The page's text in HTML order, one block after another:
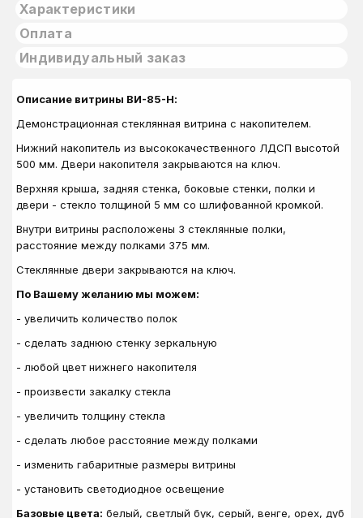
Характеристики
Оплата
Индивидуальный заказ
Описание витрины ВИ-85-Н:
Демонстрационная стеклянная витрина с накопителем.
Нижний накопитель из высококачественного ЛДСП высотой
500 мм. Двери накопителя закрываются на ключ.
Верхняя крыша, задняя стенка, боковые стенки, полки и
двери - стекло толщиной 5 мм со шлифованной кромкой.
Внутри витрины расположены 3 стеклянные полки,
расстояние между полками 375 мм.
Стеклянные двери закрываются на ключ.
По Вашему желанию мы можем:
- увеличить количество полок
- сделать заднюю стенку зеркальную
- любой цвет нижнего накопителя
- произвести закалку стекла
- увеличить толщину стекла
- сделать любое расстояние между полками
- изменить габаритные размеры витрины
- установить светодиодное освещение
Базовые цвета: белый, светлый бук, серый, венге, орех, дуб